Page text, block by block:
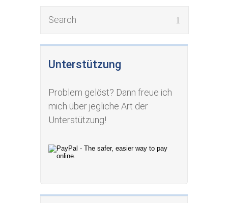
Unterstützung
Problem gelöst? Dann freue ich
mich über jegliche Art der
Unterstützung!